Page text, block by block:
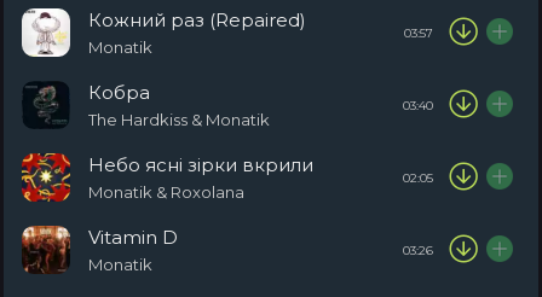
Кожний раз (Repaired)
Monatik
03:57
Кобра
The Hardkiss & Monatik
03:40
Небо ясні зірки вкрили
Monatik & Roxolana
02:05
Vitamin D
Monatik
03:26